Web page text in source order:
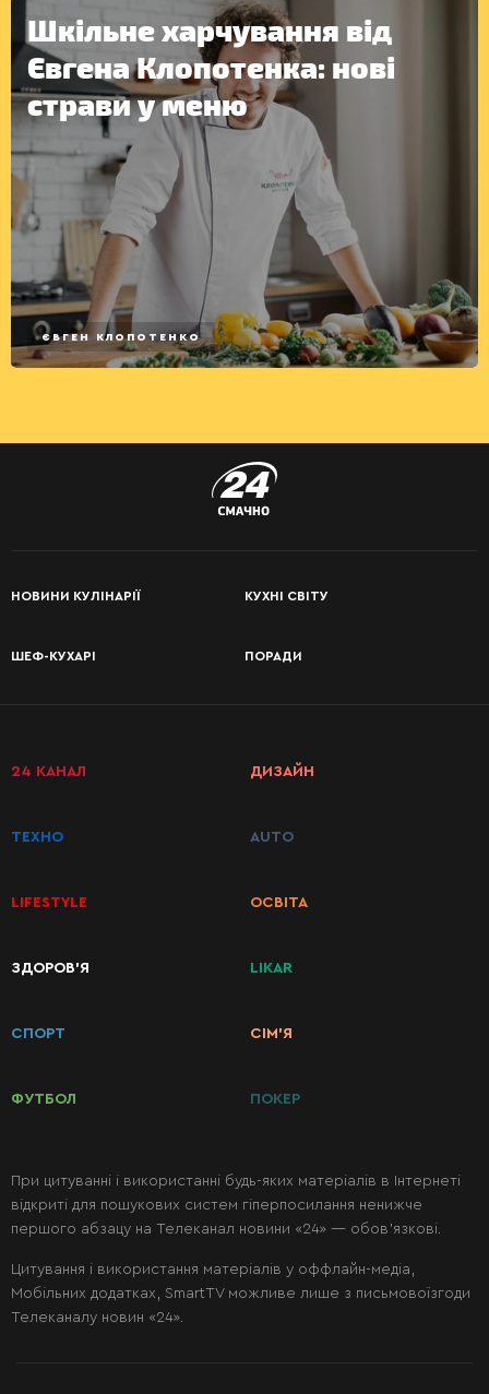
ІНШЕ
КАТЕГОРІЇ
РЕЦЕПТІВ
Салати
Шкільне харчування від
Євгена Клопотенка: нові
страви у меню
ЄВГЕН КЛОПОТЕНКО
НОВИНИ КУЛІНАРІЇ КУХНІ СВІТУ
ШЕФ-КУХАРІ ПОРАДИ
24 КАНАЛ
ТЕХНО
LIFESTYLE
ЗДОРОВ’Я
СПОРТ
ФУТБОЛ
ДИЗАЙН
AUTO
ОСВІТА
LIKAR
СІМ’Я
ПОКЕР
При цитуванні і використанні будь-яких матеріалів в Інтернеті
відкриті для пошукових систем гіперпосилання ненижче
першого абзацу на Телеканал новини «24» — обов’язкові.
Цитування і використання матеріалів у оффлайн-медіа,
Мобільних додатках, SmartTV можливе лише з письмовоїзгоди
Телеканалу новин «24».